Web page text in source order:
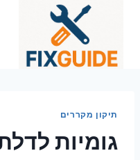
תיקון מקררים
גומיות